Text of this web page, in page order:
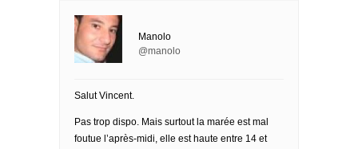
Manolo
@manolo
Salut Vincent.
Pas trop dispo. Mais surtout la marée est mal
foutue l’après-midi, elle est haute entre 14 et